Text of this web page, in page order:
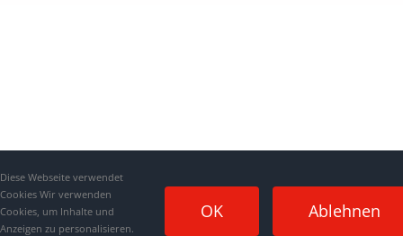
Diese Webseite verwendet
Cookies Wir verwenden
Cookies, um Inhalte und
Anzeigen zu personalisieren.
OK Ablehnen